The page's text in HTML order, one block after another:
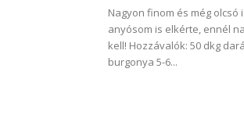
Nagyon finom és még olcsó
anyósom is elkérte, ennél
kell! Hozzávalók: 50 dkg
burgonya 5-6...